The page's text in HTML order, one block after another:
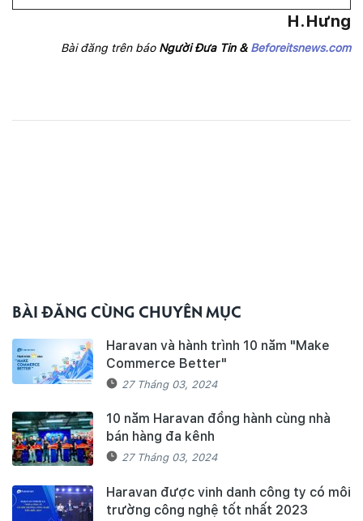
H.Hưng
Bài đăng trên báo Người Đưa Tin & Beforeitsnews.com
BÀI ĐĂNG CÙNG CHUYÊN MỤC
Haravan và hành trình 10 năm "Make
Commerce Better"
27 Tháng 03, 2024
10 năm Haravan đồng hành cùng nhà
bán hàng đa kênh
27 Tháng 03, 2024
Haravan được vinh danh công ty có môi
trường công nghệ tốt nhất 2023